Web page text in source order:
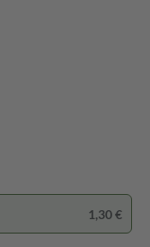
1,30 €